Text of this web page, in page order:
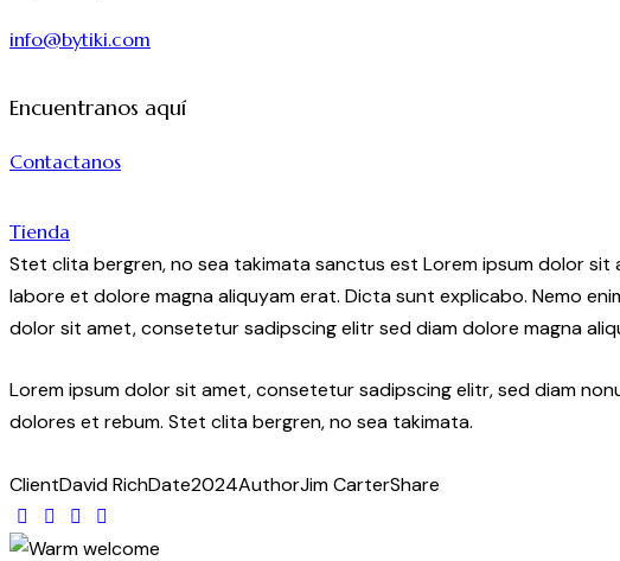
info@bytiki.com
Encuentranos aquí
Contactanos
Tienda
Stet clita bergren, no sea takimata sanctus est Lorem ipsum dolor
labore et dolore magna aliquyam erat. Dicta sunt explicabo. Nemo
dolor sit amet, consetetur sadipscing elitr sed diam dolore magna
Lorem ipsum dolor sit amet, consetetur sadipscing elitr, sed diam
dolores et rebum. Stet clita bergren, no sea takimata.
ClientDavid RichDate2024AuthorJim CarterShare
TwitterFacebook
Share-
email
Copy
URL